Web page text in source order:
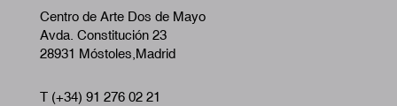
Centro de Arte Dos de Mayo
Avda. Constitución 23
28931 Móstoles,Madrid
T (+34) 91 276 02 21